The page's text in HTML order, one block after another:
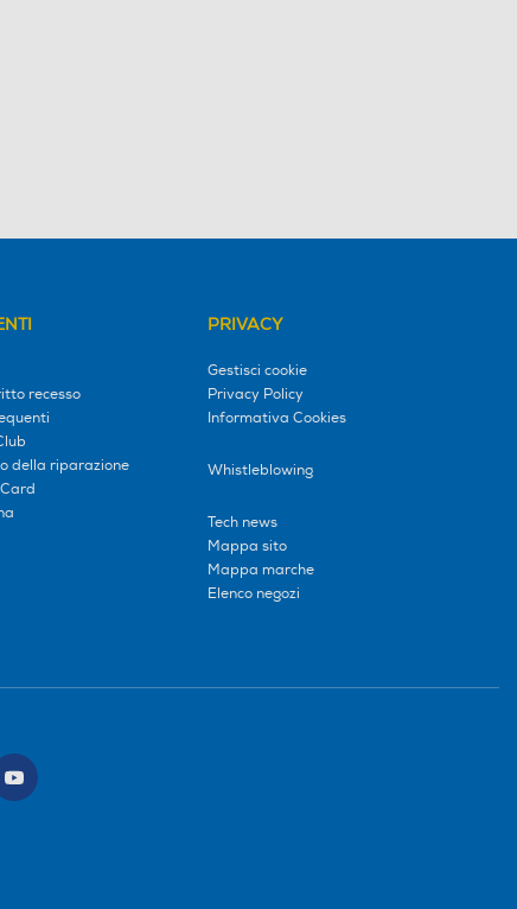
recesso
della riparazione
PRIVACY
Gestisci cookie
Privacy Policy
Informativa Cookies
Whistleblowing
Tech news
Mappa sito
Mappa marche
Elenco negozi